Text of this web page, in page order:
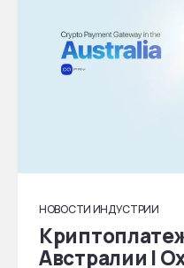
НОВОСТИ ИНДУСТРИИ
Австралии |